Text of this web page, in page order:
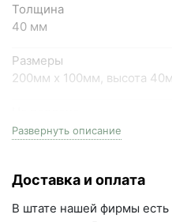
кирпича")
пн-пт с 9:00 до 18:00, сб с
+7 (846) 215-18-18
+7 (993) 993-77-
Написать на почту
Толщина
40 мм
Размеры
200мм х 100мм, высота
20.16 м2
серый
Серия
Развернуть описание
Доставка и оплата
В штате нашей фирмы есть